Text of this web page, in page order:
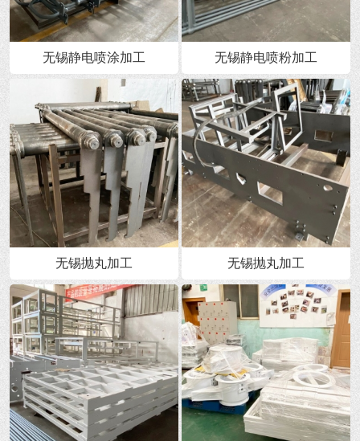
无锡静电喷涂加工 无锡静电喷粉加工
无锡抛丸加工 无锡抛丸加工